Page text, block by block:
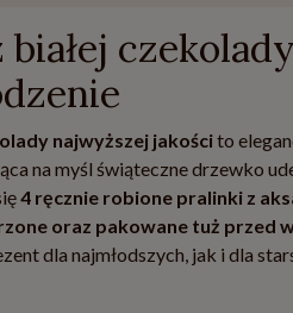
białej
najwyższej jakościto
na myśl świąteczne drzewko
4 ręcznie robione pralinki z
oraz pakowane tuż przed
dla najmłodszych, jak i dla